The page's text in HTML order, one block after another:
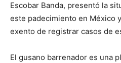
Escobar Banda, presentó la
este padecimiento en México
exento de registrar casos de
El gusano barrenador es una